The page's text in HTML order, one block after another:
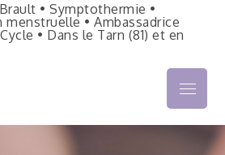
• Symptothermie •
menstruelle • Ambassadrice
• Dans le Tarn (81) et en
Menu